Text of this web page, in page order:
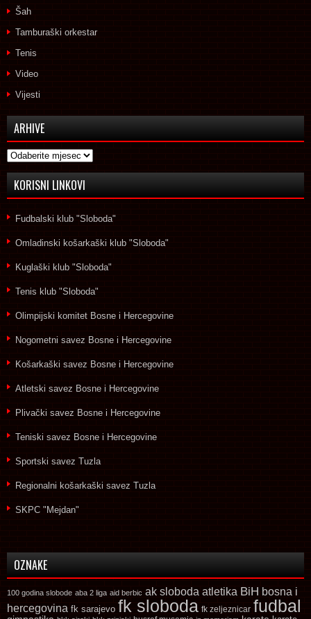
Šah
Tamburaški orkestar
Tenis
Video
Vijesti
ARHIVE
Arhive
KORISNI LINKOVI
Fudbalski klub "Sloboda"
Omladinski košarkaški klub "Sloboda"
Kuglaški klub "Sloboda"
Tenis klub "Sloboda"
Olimpijski komitet Bosne i Hercegovine
Nogometni savez Bosne i Hercegovine
Košarkaški savez Bosne i Hercegovine
Atletski savez Bosne i Hercegovine
Plivački savez Bosne i Hercegovine
Teniski savez Bosne i Hercegovine
Sportski savez Tuzla
Regionalni košarkaški savez Tuzla
SKPC "Mejdan"
OZNAKE
100 godina slobode aba 2 liga aid berbic ak sloboda atletika BiH bosna i
hercegovina fk sarajevo fk sloboda fk zeljeznicar fudbal